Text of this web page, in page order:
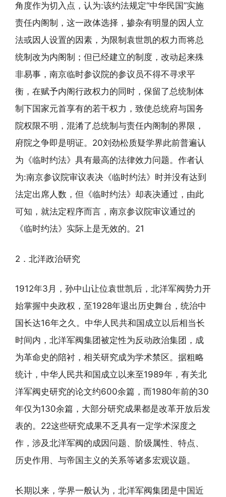
角度作为切入点，认为:该约法规定“中华民国”实施
责任内阁制，这一政体选择，掺杂有明显的因人立
法或因人设置的因素，为限制袁世凯的权力而将总
统制改为内阁制；但已经建立的制度，改动起来殊
非易事，南京临时参议院的参议员不得不寻求平
衡，在赋予内阁行政权力的同时，保留了总统制体
制下国家元首享有的若干权力，致使总统府与国务
院权限不明，混淆了总统制与责任内阁制的界限，
府院之争即是明证。20刘劲松质疑学界此前普遍认
为《临时约法》具有最高的法律效力问题。作者认
为:南京参议院审议表决《临时约法》时并没有达到
法定出席人数，但《临时约法》却表决通过，由此
可知，就法定程序而言，南京参议院审议通过的
《临时约法》实际上是无效的。21
2．北洋政治研究
1912年3月，孙中山让位袁世凯后，北洋军阀势力开
始掌握中央政权，至1928年退出历史舞台，统治中
国长达16年之久。中华人民共和国成立以后相当长
时间内，北洋军阀集团被定性为反动政治集团，成
为革命史的陪衬，相关研究成为学术禁区。据粗略
统计，中华人民共和国成立以来至1989年，有关北
洋军阀史研究的论文约600余篇，而1980年前的30
年仅为130余篇，大部分研究成果都是改革开放后发
表的。22这些研究成果不乏具有一定学术深度之
作，涉及北洋军阀的成因问题、阶级属性、特点、
历史作用、与帝国主义的关系等诸多宏观议题。
长期以来，学界一般认为，北洋军阀集团是中国近